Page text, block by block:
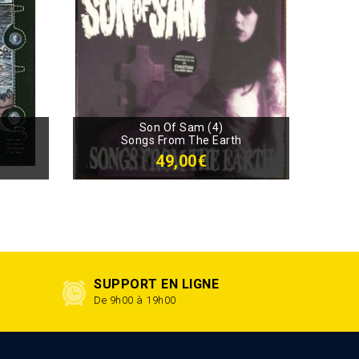
Son Of Sam (4)
Songs From The Earth
49,00€
SUPPORT EN LIGNE
De 9h00 à 19h00